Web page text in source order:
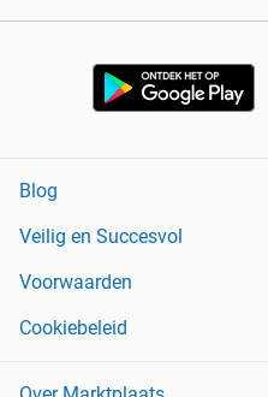
Blog
Veilig en Succesvol
Voorwaarden
Cookiebeleid